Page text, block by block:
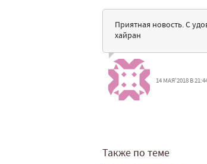
Приятная новость. С
хайран
14 МАЯ'2018 В
Также по теме